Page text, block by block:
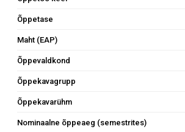
Õppetase
Maht (EAP)
Õppevaldkond
Õppekavagrupp
Õppekavarühm
Nominaalne õppeaeg (semestrites)